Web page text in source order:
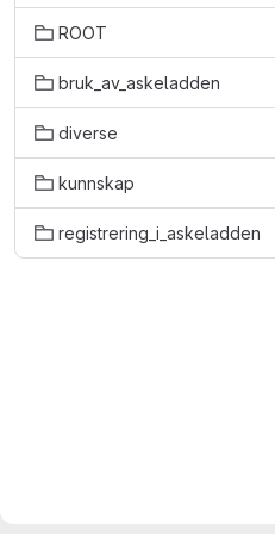
ROOT
bruk_av_askeladden
diverse
kunnskap
registrering_i_askeladden